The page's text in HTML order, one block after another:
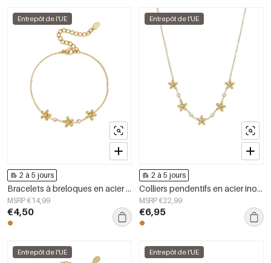
Entrepôt de l'UE
2 à 5 jours
Bracelets à breloques en acier inoxydable, motif floral, collection Daily Simple, bijoux pour femmes
MSRP €14,99
€4,50
Entrepôt de l'UE
2 à 5 jours
Colliers pendentifs en acier inoxydable plaqué or 14 carats, collection Fleur Simple Daily Simple, bijoux pour femmes
MSRP €22,99
€6,95
Entrepôt de l'UE Entrepôt de l'UE